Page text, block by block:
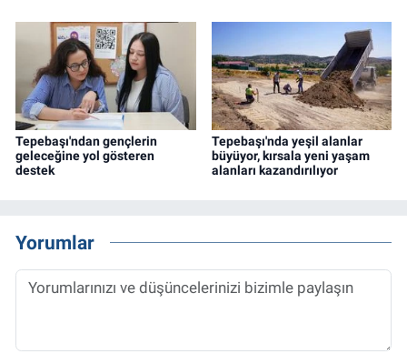
Tepebaşı'ndan gençlerin
geleceğine yol gösteren
destek
Tepebaşı'nda yeşil alanlar
büyüyor, kırsala yeni yaşam
alanları kazandırılıyor
Yorumlar